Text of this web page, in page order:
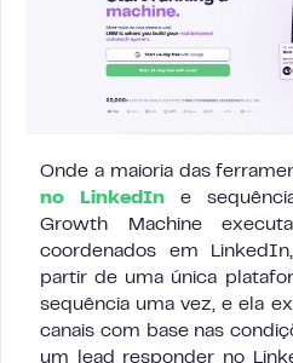
Onde a maioria das
no LinkedIn e
Growth Machine
coordenados em
partir de uma única
sequência uma vez, e ela
canais com base nas
um lead responder no